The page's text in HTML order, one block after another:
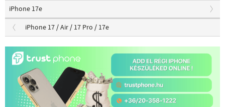
iPhone 17e
iPhone 17 / Air / 17 Pro / 17e